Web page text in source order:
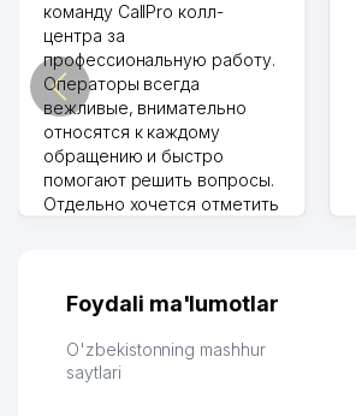
команду CallPro колл-
центра за
профессиональную работу.
Операторы всегда
вежливые, внимательно
относятся к каждому
обращению и быстро
помогают решить вопросы.
Отдельно хочется отметить
их работе значительно
обслуживания клиентов.
Рекомендую этот колл-
Foydali ma'lumotlar
O'zbekistonning mashhur
saytlari